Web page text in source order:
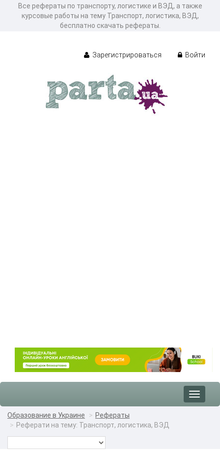
Все рефераты по транспорту, логистике и ВЭД, а также
курсовые работы на тему Транспорт, логистика, ВЭД,
бесплатно скачать рефераты.
Зарегистрироваться Войти
Toggle
Образование в Украине
Рефераты
Реферати на тему: Транспорт, логистика, ВЭД